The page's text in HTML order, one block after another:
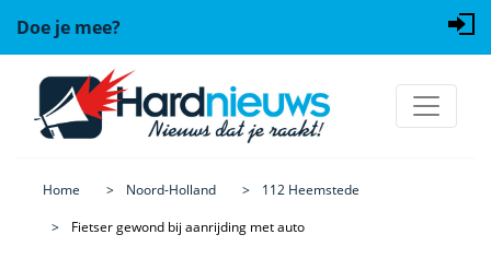
Doe je mee?
Home Noord-Holland
112 Heemstede
Fietser gewond bij aanrijding met auto